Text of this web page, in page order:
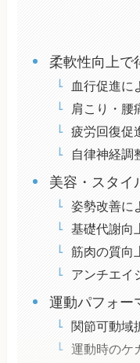
柔軟性向上で
血行促進に
肩こり・腰
疲労回復促
自律神経調
美容・スタイ
姿勢改善に
基礎代謝向
筋肉の質向
アンチエイ
運動パフォー
関節可動域
運動時のケ